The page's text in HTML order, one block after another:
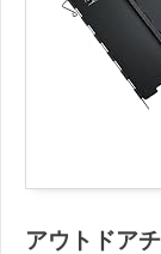
アウトドア